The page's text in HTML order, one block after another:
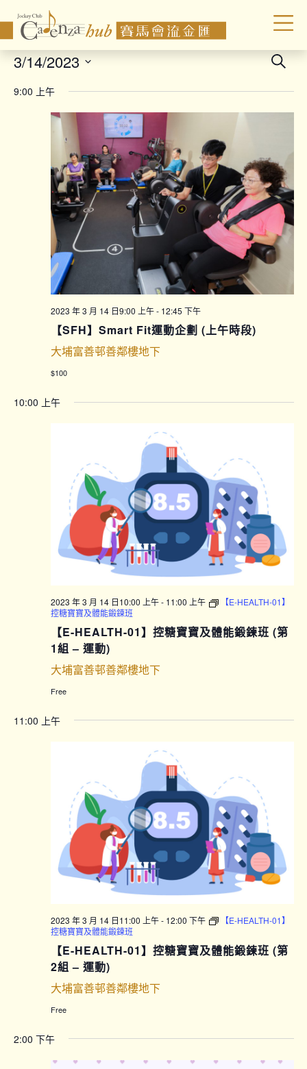
Search
3/14/2023
date.
9:00 上午
2023 年 3 月 14 日9:00 上午- 12:45 下午
【SFH】Smart Fit運動企劃 (上午時段)
大埔富善邨善鄰樓地下
$100
10:00 上午
2023 年 3 月 14 日10:00 上午- 11:00 上午
【E-HEALTH-01】
控糖寶寶及體能鍛鍊班
【E-HEALTH-01】控糖寶寶及體能鍛鍊班 (第
1組 – 運動)
大埔富善邨善鄰樓地下
Free
11:00 上午
2023 年 3 月 14 日11:00 上午- 12:00 下午
【E-HEALTH-01】
控糖寶寶及體能鍛鍊班
【E-HEALTH-01】控糖寶寶及體能鍛鍊班 (第
2組 – 運動)
大埔富善邨善鄰樓地下
Free
2:00 下午